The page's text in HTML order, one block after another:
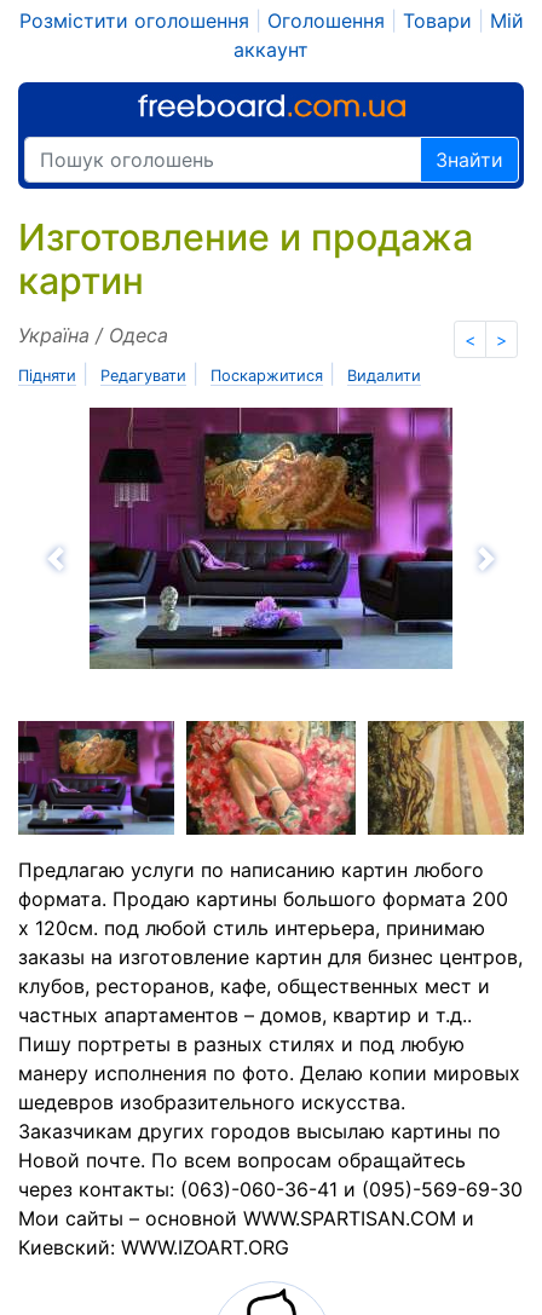
Розмістити оголошення Оголошення Товари
Мій
аккаунт
Знайти
Изготовление и продажа
картин
< >
Україна / Одеса
Підняти Редагувати Поскаржитися Видалити
Назад
Предлагаю услуги по написанию картин любого
формата. Продаю картины большого формата 200
х 120см. под любой стиль интерьера, принимаю
заказы на изготовление картин для бизнес центров,
клубов, ресторанов, кафе, общественных мест и
частных апартаментов – домов, квартир и т.д..
Пишу портреты в разных стилях и под любую
манеру исполнения по фото. Делаю копии мировых
шедевров изобразительного искусства.
Заказчикам других городов высылаю картины по
Новой почте. По всем вопросам обращайтесь
через контакты: (063)-060-36-41 и (095)-569-69-30
Мои сайты – основной WWW.SPARTISAN.COM и
Киевский: WWW.IZOART.ORG